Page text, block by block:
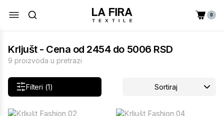
0
Krljušt - Cena od 2454 do 5006 RSD
9 proizvoda u pretrazi
Filteri (1) Sortiraj